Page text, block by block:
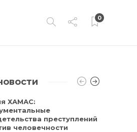
0
ХАМАС:
преступлений
человечности